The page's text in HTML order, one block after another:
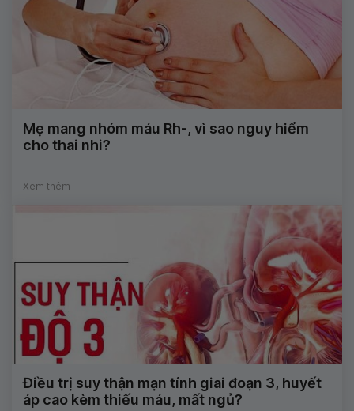
Mẹ mang nhóm máu Rh-, vì sao nguy hiểm
cho thai nhi?
Xem thêm
Điều trị suy thận mạn tính giai đoạn 3, huyết
áp cao kèm thiếu máu, mất ngủ?